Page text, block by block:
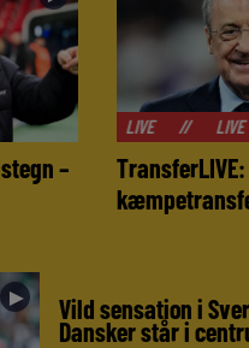
–
// LIVE LIVE // LIVE
► Vild sensation i
Dansker står i